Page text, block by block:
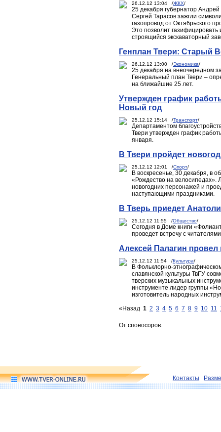
26.12.12 13:04 /ЖКХ/
25 декабря губернатор
Сергей Тарасов зажгли
газопровод от Октябрьского
Это позволит газифицировать
строящийся экскаваторный
Генплан Твери: Старый
26.12.12 13:00 /Экономика/
25 декабря на внеочередном
Генеральный план Твери –
на ближайшие 25 лет.
Утвержден график
Новый год
25.12.12 15:14 /Транспорт/
Департаментом
Твери утвержден график
января.
В Твери пройдет
25.12.12 12:01 /Спорт/
В воскресенье, 30 декабря, в
«Рождество на велосипедах».
новогодних персонажей и
наступающими праздниками.
В Тверь приедет
25.12.12 11:55 /Общество/
Сегодня в Доме книги
проведет встречу с
Алексей Палагин провел
25.12.12 11:54 /Культура/
В Фольклорно-
славянской культуры ТвГУ
тверских музыкальных
инструменте лидер группы
изготовитель народных
«Назад 1 2 3 4 5 6 7 8 9 10 11
От споносоров:
Контакты